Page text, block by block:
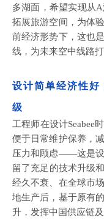
多湖面，希望实现从A
拓展旅游空间，为体
前经济形势下，这也
线，为未来空中线路打
设计简单经济性好
级
工程师在设计Seabee
便于日常维护保养，
压力和顾虑——这是设
留了充足的技术升级
经久不衰、在全球市
地生产后，基于原有
升，发挥中国供应链及